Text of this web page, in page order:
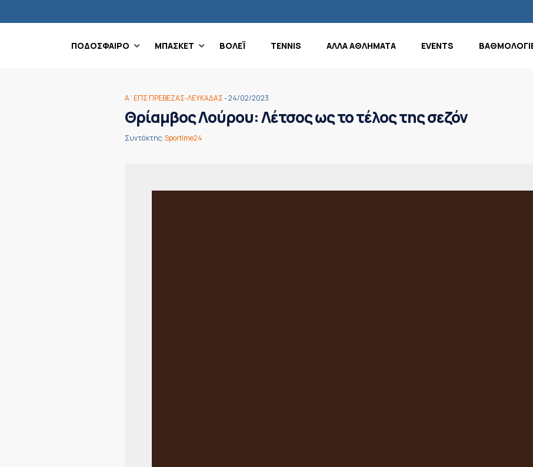
ΠΟΔΟΣΦΑΙΡΟ ΜΠΑΣΚΕΤ ΒΟΛΕΪ TENNIS ΑΛΛΑ ΑΘΛΗΜΑΤΑ EVENTS
Α΄ΕΠΣ ΠΡΕΒΕΖΑΣ-ΛΕΥΚΑΔΑΣ- 24/02/2023
Θρίαμβος Λούρου: Λέτσος ως το τέλος της σεζόν
Συντάκτης:Sportime24